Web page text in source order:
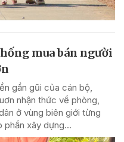
mua bán người
gần gũi của cán bộ,
nhận thức về phòng,
ở vùng biên giới từng
phần xây dựng...